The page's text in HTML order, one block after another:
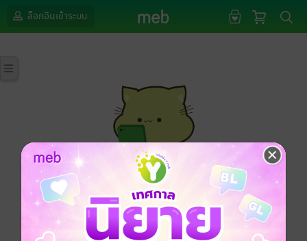
ล็อกอินเข้าระบบ
กรุณาเข้าสู่ระบบก่อนดำเนินรายการด้วยค่ะ
ล็อกอินเข้าระบบ